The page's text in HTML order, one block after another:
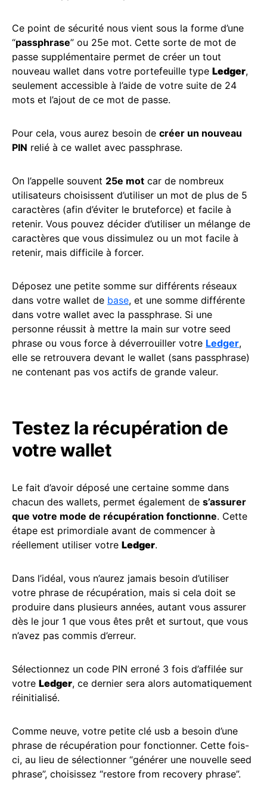
Ce point de sécurité nous vient sous la forme d’une
“passphrase” ou 25e mot. Cette sorte de mot de
passe supplémentaire permet de créer un tout
nouveau wallet dans votre portefeuille type Ledger,
seulement accessible à l’aide de votre suite de 24
mots et l’ajout de ce mot de passe.
Pour cela, vous aurez besoin de créer un nouveau
PIN relié à ce wallet avec passphrase.
On l’appelle souvent 25e mot car de nombreux
utilisateurs choisissent d’utiliser un mot de plus de 5
caractères (afin d’éviter le bruteforce) et facile à
retenir. Vous pouvez décider d’utiliser un mélange de
caractères que vous dissimulez ou un mot facile à
retenir, mais difficile à forcer.
Déposez une petite somme sur différents réseaux
dans votre wallet de base, et une somme différente
dans votre wallet avec la passphrase. Si une
personne réussit à mettre la main sur votre seed
phrase ou vous force à déverrouiller votre Ledger,
elle se retrouvera devant le wallet (sans passphrase)
ne contenant pas vos actifs de grande valeur.
Testez la récupération de
votre wallet
Le fait d’avoir déposé une certaine somme dans
chacun des wallets, permet également de s’assurer
que votre mode de récupération fonctionne. Cette
étape est primordiale avant de commencer à
réellement utiliser votre Ledger.
Dans l’idéal, vous n’aurez jamais besoin d’utiliser
votre phrase de récupération, mais si cela doit se
produire dans plusieurs années, autant vous assurer
dès le jour 1 que vous êtes prêt et surtout, que vous
n’avez pas commis d’erreur.
Sélectionnez un code PIN erroné 3 fois d’affilée sur
votre Ledger, ce dernier sera alors automatiquement
réinitialisé.
Comme neuve, votre petite clé usb a besoin d’une
phrase de récupération pour fonctionner. Cette fois-
ci, au lieu de sélectionner “générer une nouvelle seed
phrase”, choisissez “restore from recovery phrase”.